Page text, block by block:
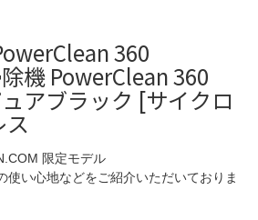
360
機 PowerClean 360
アブラック [サイクロ
限定モデル
使い心地などをご紹介いただいておりま